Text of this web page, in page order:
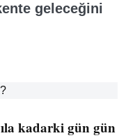
geleceğini
kadarki gün gün